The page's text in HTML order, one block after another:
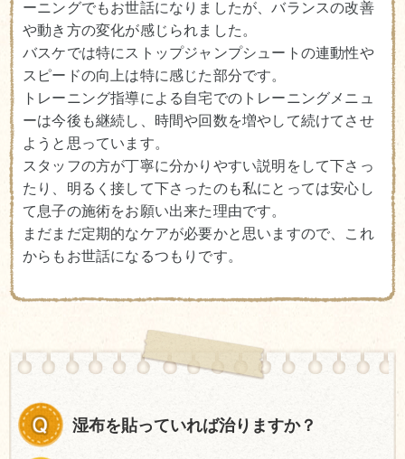
ーニングでもお世話になりましたが、バランスの改善
や動き方の変化が感じられました。
バスケでは特にストップジャンプシュートの連動性や
スピードの向上は特に感じた部分です。
トレーニング指導による自宅でのトレーニングメニュ
ーは今後も継続し、時間や回数を増やして続けてさせ
ようと思っています。
スタッフの方が丁寧に分かりやすい説明をして下さっ
たり、明るく接して下さったのも私にとっては安心し
て息子の施術をお願い出来た理由です。
まだまだ定期的なケアが必要かと思いますので、これ
からもお世話になるつもりです。
湿布を貼っていれば治りますか？